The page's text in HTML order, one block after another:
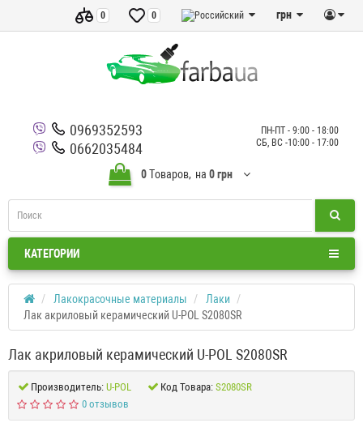
грн
0
0
0969352593
0662035484
ПН-ПТ - 9:00 - 18:00
СБ, ВС -10:00 - 17:00
0Tоваров, на 0 грн
КАТЕГОРИИ
Лакокрасочные материалы
Лаки
Лак акриловый керамический U-POL S2080SR
Лак акриловый керамический U-POL S2080SR
Производитель: U-POL Код Товара: S2080SR
0 отзывов